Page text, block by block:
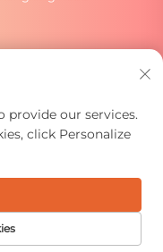
Odeslat
Shanghai Rongtuo
údajů
provide our services.
click Personalize